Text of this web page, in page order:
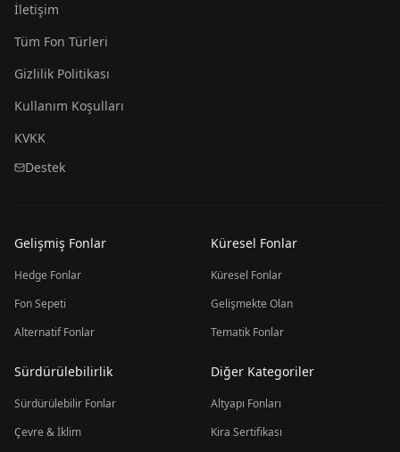
İletişim
Tüm Fon Türleri
Gizlilik Politikası
Kullanım Koşulları
KVKK
Destek
Gelişmiş Fonlar
Hedge Fonlar
Fon Sepeti
Alternatif Fonlar
Küresel Fonlar
Küresel Fonlar
Gelişmekte Olan
Tematik Fonlar
Sürdürülebilirlik
Sürdürülebilir Fonlar
Çevre & İklim
Diğer Kategoriler
Altyapı Fonları
Kira Sertifikası